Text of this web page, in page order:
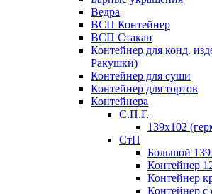
Ведра
ВСП Контейнер
ВСП Стакан
Контейнер для конд.
Ракушки)
Контейнер для суши
Контейнер для тортов
Контейнера
С.П.Г.
139х102
СтП
Большой
Контейнер
Контейнер
Контейнер